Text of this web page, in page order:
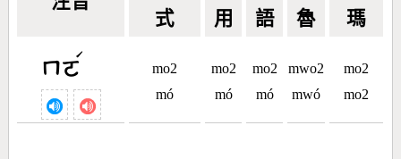
式 用 語 魯 瑪
ㄇㄛ
ˊ
mo2
mó
mo2
mó
mo2
mó
mwo2
mwó
mo2
mo2